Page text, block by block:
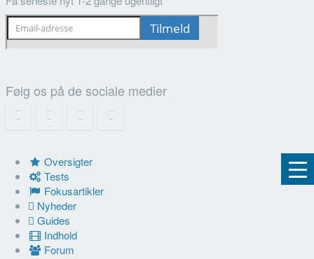
Følg os på de sociale medier
Oversigter
Tests
Fokusartikler
Nyheder
Guides
Indhold
Forum